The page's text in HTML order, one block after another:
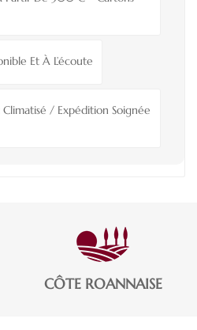
Et À L’écoute
/ Expédition Soignée
CÔTE ROANNAISE